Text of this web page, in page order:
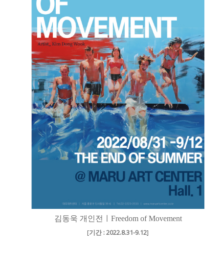
김동욱 개인전ㅣFreedom of Movement
[기간 : 2022.8.31-9.12]